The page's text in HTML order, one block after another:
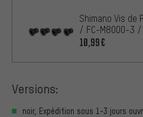
Shimano Vis de
/ FC-M8000-3 /
10,99€
Versions:
noir, Expédition sous 1-3 jours